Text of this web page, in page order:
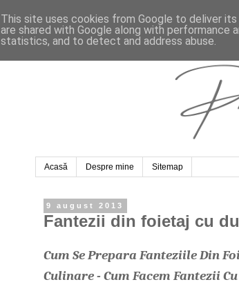
Acasă Despre mine Sitemap
9 august 2013
Fantezii din foietaj cu
Cum Se Prepara Fanteziile Din
Culinare - Cum Facem Fantezii
This site uses cookies from Google to deliver
are shared with Google along with
statistics, and to detect and address abuse.